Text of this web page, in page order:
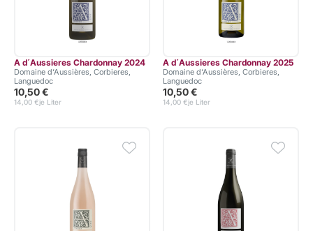
A d´Aussieres Chardonnay 2024
Domaine d‘Aussières, Corbieres,
Languedoc
10,50 €
je Liter
14,00 €
A d´Aussieres Chardonnay 2025
Domaine d‘Aussières, Corbieres,
Languedoc
10,50 €
je Liter
14,00 €